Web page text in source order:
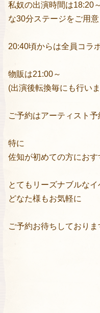
私奴の出演時間は18:20
な30分ステージをご用
20:40頃からは全員コラ
物販は21:00～
(出演後転換毎にも行い
ご予約はアーティスト
特に
佐知が初めての方にお
とてもリーズナブルなイ
どなた様もお気軽に
ご予約お待ちしておりま